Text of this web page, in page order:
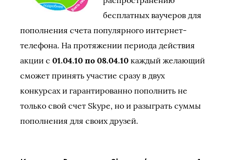
бесплатных ваучеров для
пополнения счета популярного интернет-
телефона. На протяжении периода действия
акции с 01.04.10 по 08.04.10 каждый желающий
сможет принять участие сразу в двух
конкурсах и гарантированно пополнить не
только свой счет Skype, но и разыграть суммы
пополнения для своих друзей.